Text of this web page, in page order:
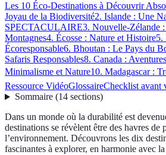
Les 10 Éco-Destinations à Découvrir
Joyau de la Biodiversité2. Islande : Une
SPECTACULAIRE3. Nouvelle-Zélande
Montagnes4. Écosse : Nature et Histoire5.
Écoresponsable6. Bhoutan : Le Pays du
Safaris Responsables8. Canada :
Minimalisme et Nature10. Madagascar :
Ressource VidéoGlossaireChecklist avant
Sommaire(14 sections)
Dans un monde où la durabilité est
destinations se révèlent être des havres de
l’environnement. Découvrons les dix
fascinantes à explorer, en harmonie avec